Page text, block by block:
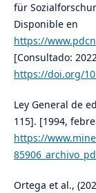
für
Disponible en
https://
[Consultado:
https://doi.org/
Ley General de
115]. [1994,
https://
Ortega et al.,